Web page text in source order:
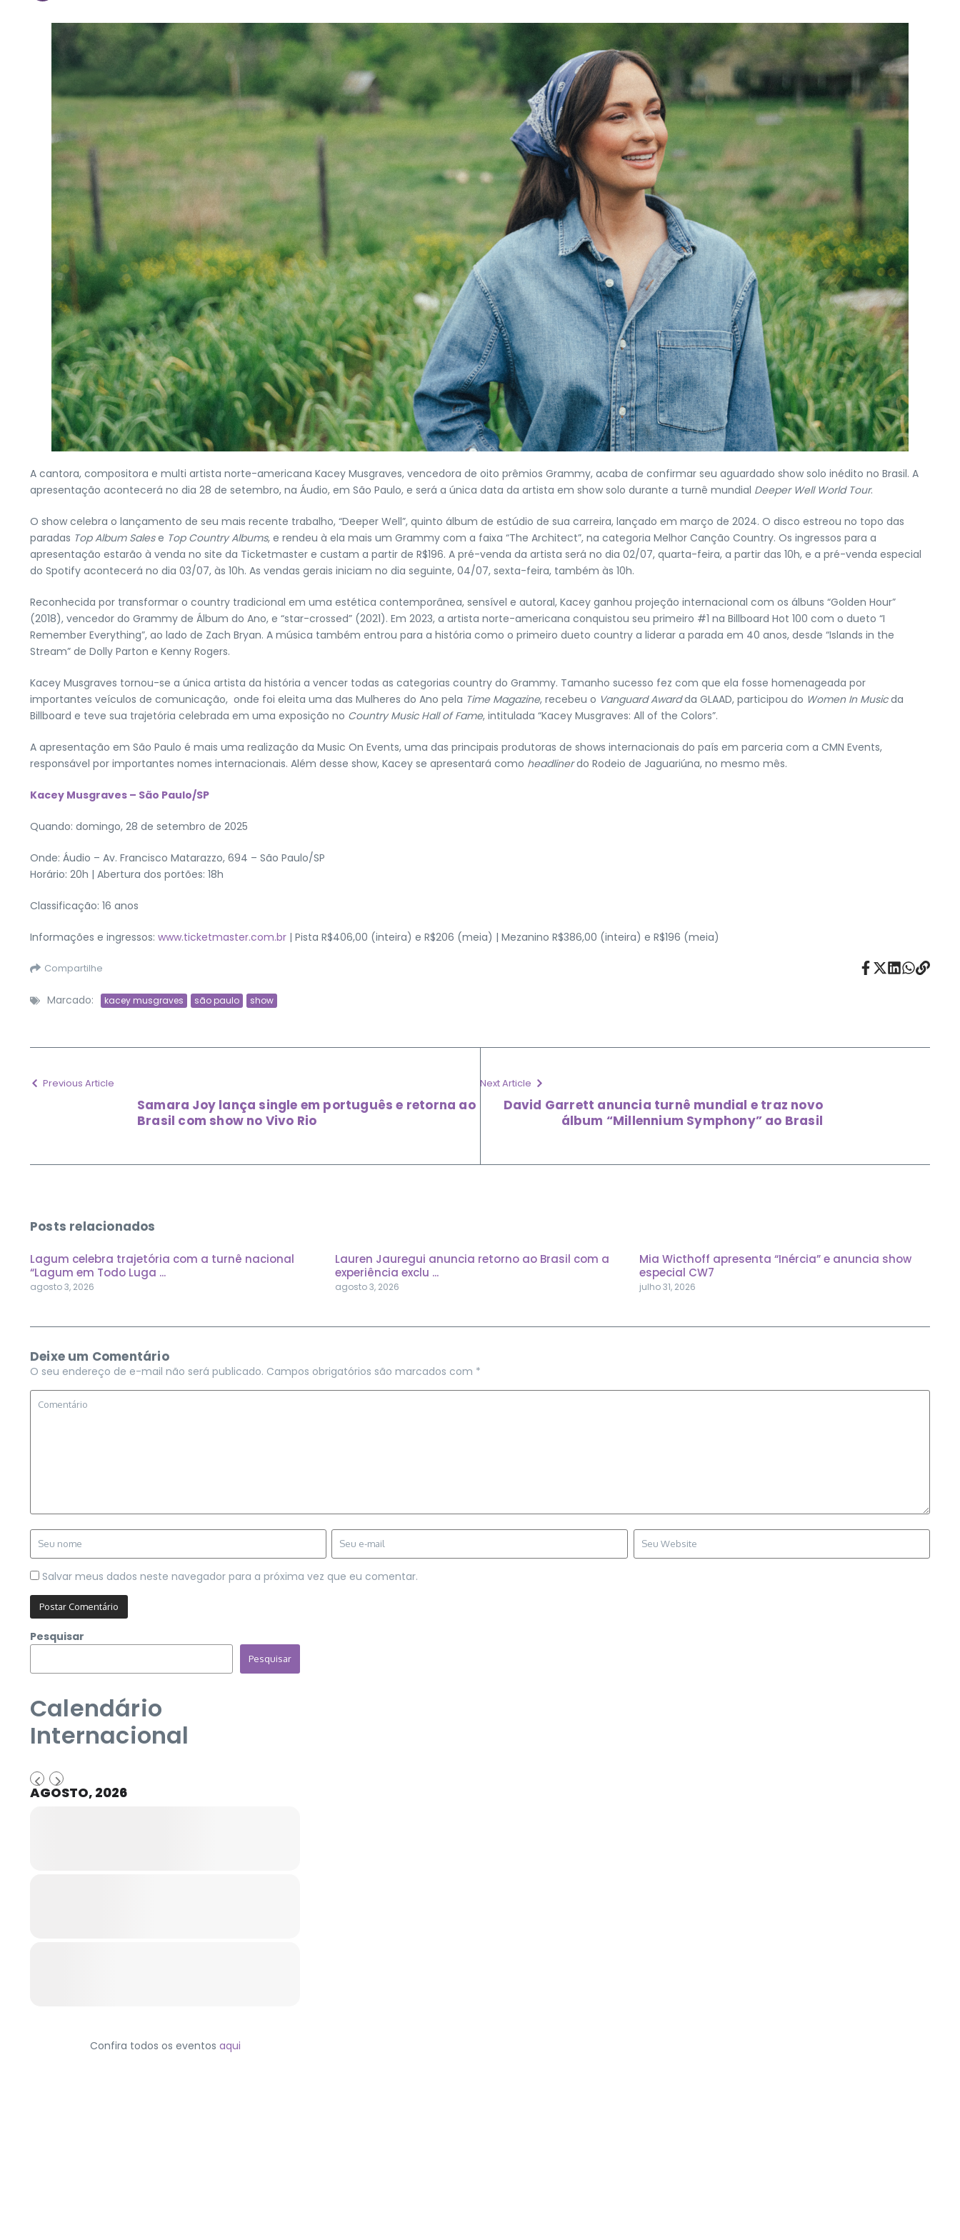
A cantora, compositora e multi artista norte-americana Kacey Musgraves, vencedora de oito prêmios Grammy, acaba de confirmar seu aguardado show solo inédito no Brasil. A
apresentação acontecerá no dia 28 de setembro, na Áudio, em São Paulo, e será a única data da artista em show solo durante a turnê mundial Deeper Well World Tour.
O show celebra o lançamento de seu mais recente trabalho, “Deeper Well”, quinto álbum de estúdio de sua carreira, lançado em março de 2024. O disco estreou no topo das
paradas Top Album Salese Top Country Albums, e rendeu à ela mais um Grammy com a faixa “The Architect”, na categoria Melhor Canção Country. Os ingressos para a
apresentação estarão à venda no site da Ticketmaster e custam a partir de R$196. A pré-venda da artista será no dia 02/07, quarta-feira, a partir das 10h, e a pré-venda especial
do Spotify acontecerá no dia 03/07, às 10h. As vendas gerais iniciam no dia seguinte, 04/07, sexta-feira, também às 10h.
Reconhecida por transformar o country tradicional em uma estética contemporânea, sensível e autoral, Kacey ganhou projeção internacional com os álbuns “Golden Hour”
(2018), vencedor do Grammy de Álbum do Ano, e “star-crossed” (2021). Em 2023, a artista norte-americana conquistou seu primeiro #1 na Billboard Hot 100 com o dueto “I
Remember Everything”, ao lado de Zach Bryan. A música também entrou para a história como o primeiro dueto country a liderar a parada em 40 anos, desde “Islands in the
Stream” de Dolly Parton e Kenny Rogers.
Kacey Musgraves tornou-se a única artista da história a vencer todas as categorias country do Grammy. Tamanho sucesso fez com que ela fosse homenageada por
importantes veículos de comunicação, onde foi eleita uma das Mulheres do Ano pela Time Magazine, recebeu o Vanguard Awardda GLAAD, participou do Women In Musicda
Billboard e teve sua trajetória celebrada em uma exposição no Country Music Hall of Fame, intitulada “Kacey Musgraves: All of the Colors”.
A apresentação em São Paulo é mais uma realização da Music On Events, uma das principais produtoras de shows internacionais do país em parceria com a CMN Events,
responsável por importantes nomes internacionais. Além desse show, Kacey se apresentará como headlinerdo Rodeio de Jaguariúna, no mesmo mês.
Kacey Musgraves – São Paulo/SP
Quando: domingo, 28 de setembro de 2025
Onde: Áudio – Av. Francisco Matarazzo, 694 – São Paulo/SP
Horário: 20h | Abertura dos portões: 18h
Classificação: 16 anos
Informações e ingressos: www.ticketmaster.com.br | Pista R$406,00 (inteira) e R$206 (meia) | Mezanino R$386,00 (inteira) e R$196 (meia)
Compartilhe
Marcado: kacey musgraves são paulo show
Previous Article
Samara Joy lança single em português e retorna ao
Brasil com show no Vivo Rio
Next Article
David Garrett anuncia turnê mundial e traz novo
álbum “Millennium Symphony” ao Brasil
Posts relacionados
Lagum celebra trajetória com a turnê nacional
“Lagum em Todo Luga ...
agosto 3, 2026
Lauren Jauregui anuncia retorno ao Brasil com a
experiência exclu ...
agosto 3, 2026
Mia Wicthoff apresenta “Inércia” e anuncia show
especial CW7
julho 31, 2026
Deixe um Comentário
O seu endereço de e-mail não será publicado. Campos obrigatórios são marcados com *
Salvar meus dados neste navegador para a próxima vez que eu comentar.
Pesquisar
Pesquisar
Calendário
Internacional
AGOSTO, 2026
Confira todos os eventos aqui